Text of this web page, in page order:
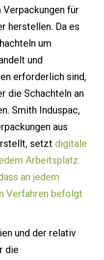
für
herstellen. Da es
um
und
erforderlich sind,
die Schachteln an
Smith Induspac,
aus
setzt digitale
Arbeitsplatz
an jedem
Verfahren befolgt
und der relativ
die